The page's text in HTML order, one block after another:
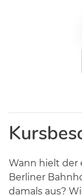
Wann hielt der
Berliner
damals aus?